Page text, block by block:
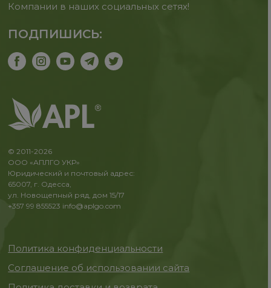
Компании в наших социальных сетях!
ПОДПИШИСЬ:
© 2011-2026
ООО «АПЛГО УКР»
Юридический и почтовый адрес:
65007, г. Одесса,
ул. Новощепный ряд, дом 15/17
+357 99 855523 info@aplgo.com
Политика конфиденциальности
Соглашение об использовании сайта